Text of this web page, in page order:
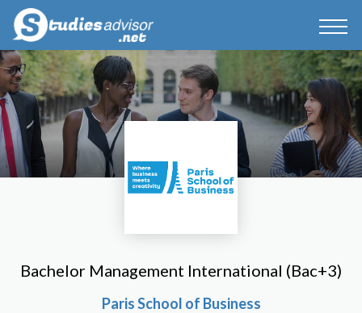
Bachelor Management International (Bac+3)
Paris School of Business